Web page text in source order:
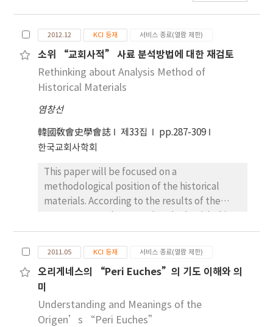
2012.12 KCI 등재 서비스 종료(열람 제한)
소위 “교회사적” 사료 분석방법에 대한 재검토
Rethinking about Analysis Method of
Historical Materials
염창선
韓國敎會史學會誌 제33집
pp.287-309
한국교회사학회
This paper will be focused on a
methodological position of the historical
materials. According to the results of the
question in two directions as the following:
the perspectives of historical theology and
church history. However, this resolution
makes to put each of the disciplines in a
intermediate position between these two
extremes, or at best in one of the two. Now,
for the raised question, psychoanalytical
2011.05 KCI 등재 서비스 종료(열람 제한)
오리게네스의 “Peri Euches”의 기도 이해와 의
미
Understanding and Meanings of the
Origen’s “Peri Euches”